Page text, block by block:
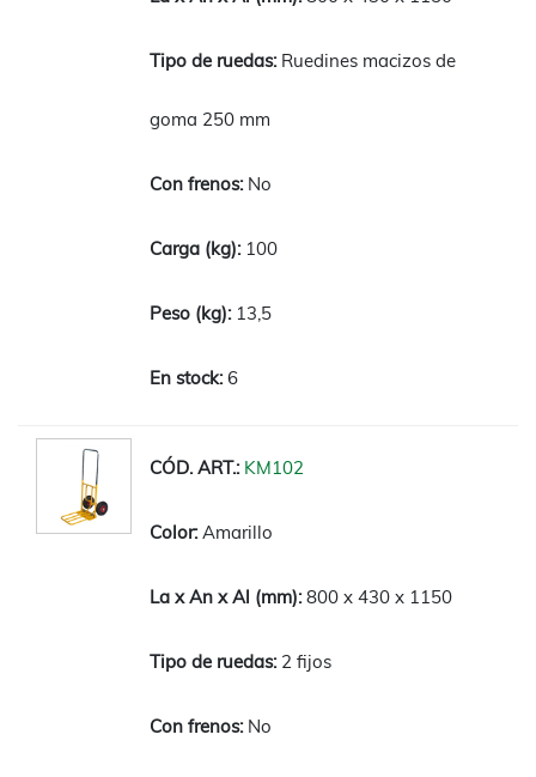
Ruedines macizos de
goma 250 mm
No
100
13,5
6
KM102
Amarillo
800 x 430 x 1150
2 fijos
No